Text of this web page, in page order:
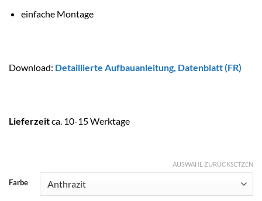
einfache Montage
Download: Detaillierte Aufbauanleitung, Datenblatt (FR)
Lieferzeitca. 10-15 Werktage
Farbe
AUSWAHL ZURÜCKSETZEN